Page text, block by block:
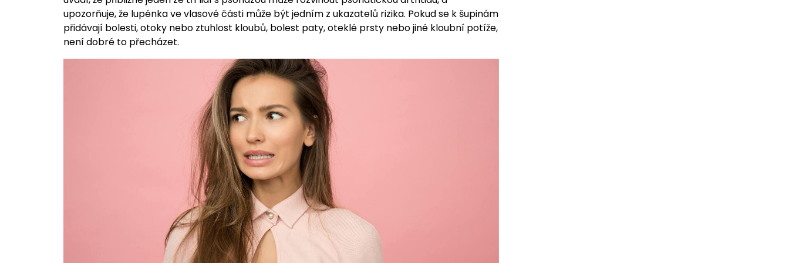
upozorňuje, že lupénka ve vlasové části může být jedním z ukazatelů rizika. Pokud se k šupinám
přidávají bolesti, otoky nebo ztuhlost kloubů, bolest paty, oteklé prsty nebo jiné kloubní potíže,
není dobré to přecházet.